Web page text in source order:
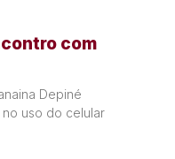
com
Depiné
uso do celular